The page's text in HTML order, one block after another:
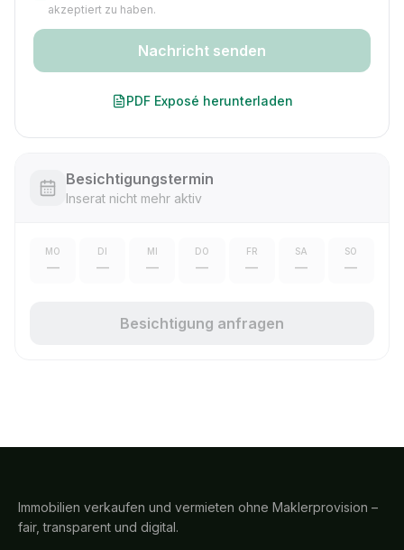
akzeptiert zu haben.
Nachricht senden
PDF Exposé herunterladen
Besichtigungstermin
Inserat nicht mehr aktiv
MO
—
DI
—
MI
—
DO
—
FR
—
SA
—
SO
—
Besichtigung anfragen
Immobilien verkaufen und vermieten ohne Maklerprovision –
fair, transparent und digital.